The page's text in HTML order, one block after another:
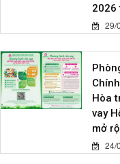
2026
29/
Hòa
vay
mở
24/